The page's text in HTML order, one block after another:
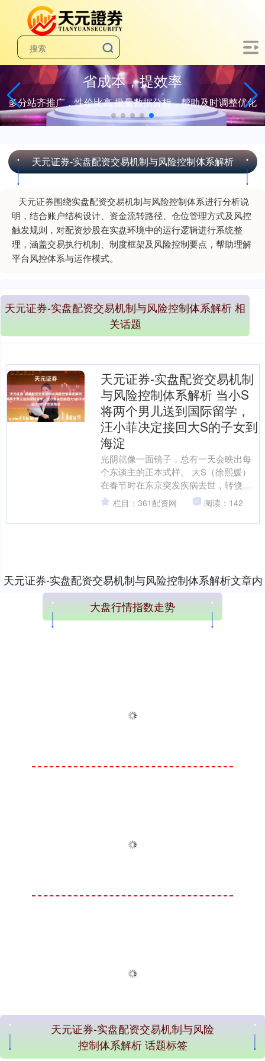
省成本，提效率
多分站齐推广，性价比高 批量数据分析，帮助及时调整优化
天元证券-实盘配资交易机制与风险控制体系解析
天元证券围绕实盘配资交易机制与风险控制体系进行分析说
明，结合账户结构设计、资金流转路径、仓位管理方式及风控
触发规则，对配资炒股在实盘环境中的运行逻辑进行系统整
理，涵盖交易执行机制、制度框架及风险控制要点，帮助理解
平台风控体系与运作模式。
天元证券-实盘配资交易机制与风险控制体系解析 相
关话题
天元证券-实盘配资交易机制
与风险控制体系解析 当小S
将两个男儿送到国际留学，
汪小菲决定接回大S的子女到
海淀
光阴就像一面镜子，总有一天会映出每
个东谈主的正本式样。 大S（徐熙媛）
在春节时在东京突发疾病去世，转倏得
已过程了8个月。这段时辰天然不算特别
长，也不算特别短，本....
栏目：361配资网 阅读：142
天元证券-实盘配资交易机制与风险控制体系解析文章内
容加载完成
大盘行情指数走势
天元证券-实盘配资交易机制与风险
控制体系解析 话题标签